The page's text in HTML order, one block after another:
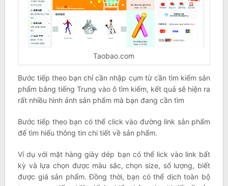
Taobao.com
Bước tiếp theo bạn chỉ cần nhập cụm từ cần tìm kiếm sản
phẩm bằng tiếng Trung vào ô tìm kiếm, kết quả sẽ hiện ra
rất nhiều hình ảnh sản phẩm mà bạn đang cần tìm
Bước tiếp theo bạn có thể click vào đường link sản phẩm
để tìm hiểu thông tin chi tiết về sản phẩm.
Ví dụ với mặt hàng giày dép bạn có thể lick vào link bất
kỳ và lựa chọn được màu sắc, chọn size, số lượng, biết
được giá sản phẩm. Đồng thời, bạn có thể dịch toàn bộ